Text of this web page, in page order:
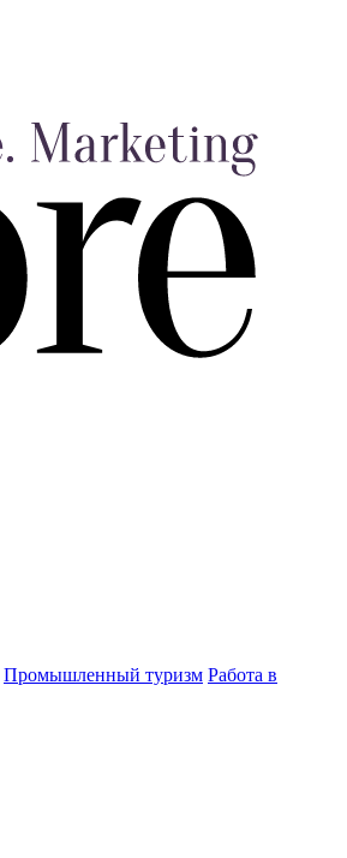
Промышленный туризм Работа в